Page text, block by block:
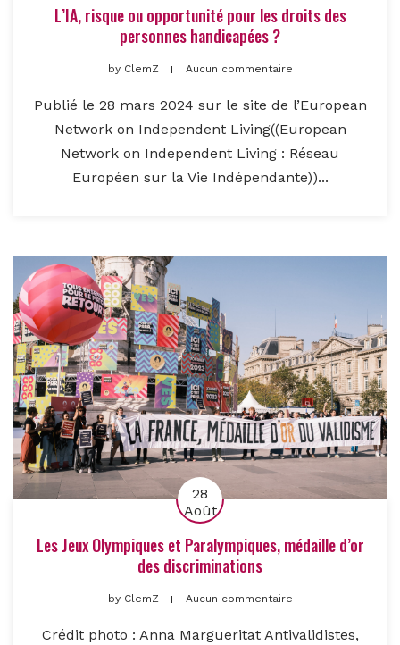
L’IA, risque ou opportunité pour les droits des
personnes handicapées ?
byClemZ Aucun commentaire
Publié le 28 mars 2024 sur le site de l’European
Network on Independent Living((European
Network on Independent Living : Réseau
Européen sur la Vie Indépendante))...
28
Août
Les Jeux Olympiques et Paralympiques, médaille d’or
des discriminations
byClemZ Aucun commentaire
Crédit photo : Anna Margueritat Antivalidistes,